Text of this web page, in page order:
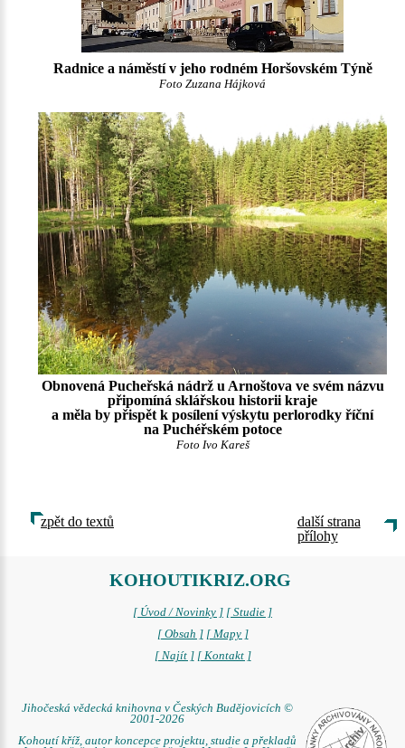
Radnice a náměstí v jeho rodném Horšovském Týně
Foto Zuzana Hájková
Obnovená Pucheřská nádrž u Arnoštova ve svém názvu
připomíná sklářskou historii kraje
a měla by přispět k posílení výskytu perlorodky říční
na Puchéřském potoce
Foto Ivo Kareš
zpět do textů
další strana
přílohy
KOHOUTIKRIZ.ORG
[ Úvod / Novinky ] [ Studie ]
[ Obsah ] [ Mapy ]
[ Najít ] [ Kontakt ]
Jihočeská vědecká knihovna v Českých Budějovicích ©
2001-2026
Kohoutí kříž, autor koncepce projektu, studie a překladů